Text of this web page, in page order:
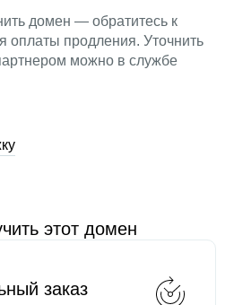
домен — обратитесь к
оплаты продления. Уточнить
можно в службе
этот домен
заказ